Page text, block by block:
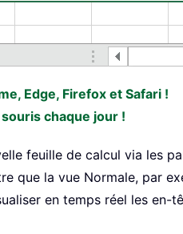
Edge, Firefox et Safari !
chaque jour !
feuille de calcul via les
que la vue Normale, par
en temps réel les